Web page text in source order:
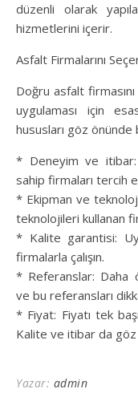
düzenli olarak
hizmetlerini içerir.
Asfalt Firmalarını
Doğru asfalt
uygulaması için
hususları göz önünde
* Deneyim ve
sahip firmaları tercih
* Ekipman ve
teknolojileri kullanan
* Kalite garantisi:
firmalarla çalışın.
* Referanslar: Daha
ve bu referansları
* Fiyat: Fiyatı tek
Kalite ve itibar da göz
Yazar: admin